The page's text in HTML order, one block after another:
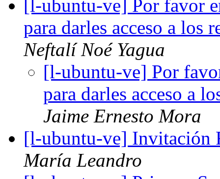
[l-ubuntu-ve] Por favor
para darles acceso a
Neftalí Noé Yagua
[l-ubuntu-ve] Por
para darles acceso a
Jaime Ernesto Mora
[l-ubuntu-ve] Invitación
María Leandro